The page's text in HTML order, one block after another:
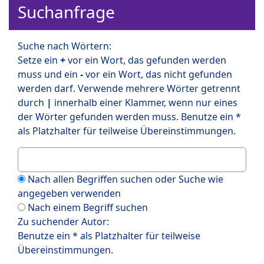
Suchanfrage
Suche nach Wörtern:
Setze ein +vor ein Wort, das gefunden werden
muss und ein -vor ein Wort, das nicht gefunden
werden darf. Verwende mehrere Wörter getrennt
durch | innerhalb einer Klammer, wenn nur eines
der Wörter gefunden werden muss. Benutze ein *
als Platzhalter für teilweise Übereinstimmungen.
Nach allen Begriffen suchen oder Suche wie
angegeben verwenden
Nach einem Begriff suchen
Zu suchender Autor:
Benutze ein * als Platzhalter für teilweise
Übereinstimmungen.